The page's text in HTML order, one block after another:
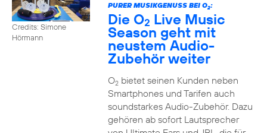
Credits: Simone
Hörmann
PURER MUSIKGENUSS BEI O2:
Die O2 Live Music
Season geht mit
neustem Audio-
Zubehör weiter
O2bietet seinen Kunden neben
Smartphones und Tarifen auch
soundstarkes Audio-Zubehör. Dazu
gehören ab sofort Lautsprecher